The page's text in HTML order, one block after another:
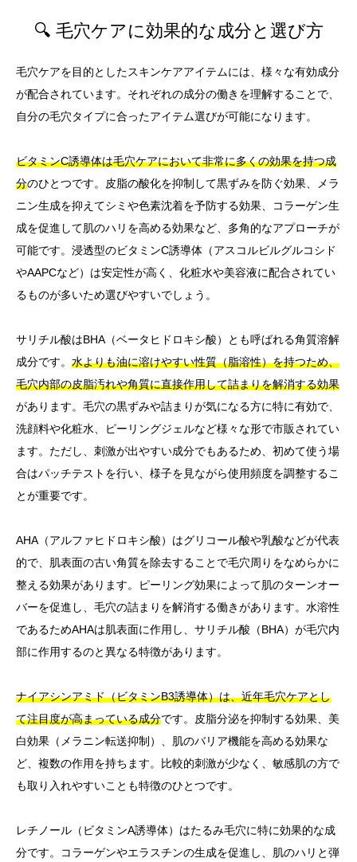
🔍 毛穴ケアに効果的な成分と選び方
毛穴ケアを目的としたスキンケアアイテムには、様々な有効成分
が配合されています。それぞれの成分の働きを理解することで、
自分の毛穴タイプに合ったアイテム選びが可能になります。
ビタミンC誘導体は毛穴ケアにおいて非常に多くの効果を持つ成
分のひとつです。皮脂の酸化を抑制して黒ずみを防ぐ効果、メラ
ニン生成を抑えてシミや色素沈着を予防する効果、コラーゲン生
成を促進して肌のハリを高める効果など、多角的なアプローチが
可能です。浸透型のビタミンC誘導体（アスコルビルグルコシド
やAAPCなど）は安定性が高く、化粧水や美容液に配合されてい
るものが多いため選びやすいでしょう。
サリチル酸はBHA（ベータヒドロキシ酸）とも呼ばれる角質溶解
成分です。 水よりも油に溶けやすい性質（脂溶性）を持つため、
毛穴内部の皮脂汚れや角質に直接作用して詰まりを解消する効果
があります。毛穴の黒ずみや詰まりが気になる方に特に有効で、
洗顔料や化粧水、ピーリングジェルなど様々な形で市販されてい
ます。ただし、刺激が出やすい成分でもあるため、初めて使う場
合はパッチテストを行い、様子を見ながら使用頻度を調整するこ
とが重要です。
AHA（アルファヒドロキシ酸）はグリコール酸や乳酸などが代表
的で、肌表面の古い角質を除去することで毛穴周りをなめらかに
整える効果があります。ピーリング効果によって肌のターンオー
バーを促進し、毛穴の詰まりを解消する働きがあります。水溶性
であるためAHAは肌表面に作用し、サリチル酸（BHA）が毛穴内
部に作用するのと異なる特徴があります。
ナイアシンアミド（ビタミンB3誘導体）は、近年毛穴ケアとし
て注目度が高まっている成分です。皮脂分泌を抑制する効果、美
白効果（メラニン転送抑制）、肌のバリア機能を高める効果な
ど、複数の作用を持ちます。比較的刺激が少なく、敏感肌の方で
も取り入れやすいことも特徴のひとつです。
レチノール（ビタミンA誘導体）はたるみ毛穴に特に効果的な成
分です。コラーゲンやエラスチンの生成を促進し、肌のハリと弾